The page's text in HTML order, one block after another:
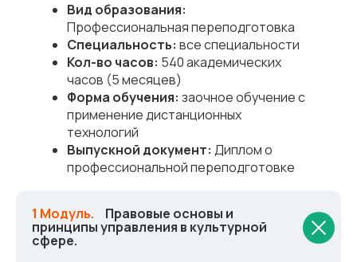
Вид образования:
Профессиональная переподготовка
Специальность: все специальности
Кол-во часов: 540 академических
часов (5 месяцев)
Форма обучения: заочное обучение с
применение дистанционных
технологий
Выпускной документ: Диплом о
профессиональной переподготовке
1 Модуль. Правовые основы и
принципы управления в культурной
сфере.